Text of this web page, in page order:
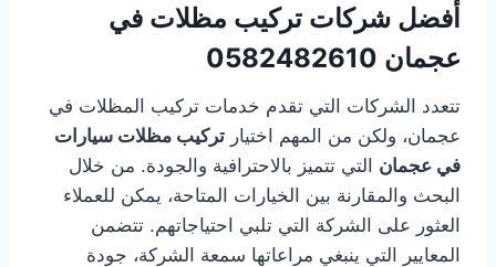
أفضل شركات تركيب مظلات في
عجمان 0582482610
تتعدد الشركات التي تقدم خدمات تركيب المظلات في
عجمان، ولكن من المهم اختيار تركيب مظلات سيارات
في عجمان التي تتميز بالاحترافية والجودة. من خلال
البحث والمقارنة بين الخيارات المتاحة، يمكن للعملاء
العثور على الشركة التي تلبي احتياجاتهم. تتضمن
المعايير التي ينبغي مراعاتها سمعة الشركة، جودة